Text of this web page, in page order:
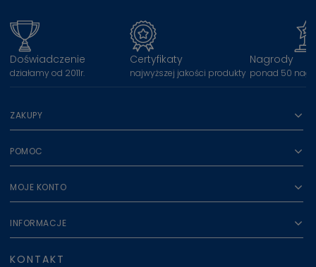
Doświadczenie
działamy od 2011r.
Certyfikaty
najwyższej jakości produkty
Nagrody
ponad 50
ZAKUPY
POMOC
MOJE KONTO
INFORMACJE
KONTAKT